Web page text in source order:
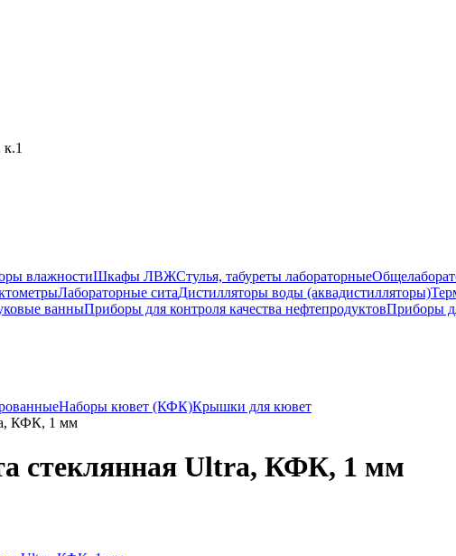
влажностиШкафы ЛВЖСтулья, табуреты лабораторные
Лабораторные ситаДистилляторы воды (аквадистилляторы)
ванныПриборы для контроля качества нефтепродуктовПриборы
Наборы кювет (КФК)Крышки для кювет
КФК, 1 мм
стеклянная Ultra, КФК, 1 мм